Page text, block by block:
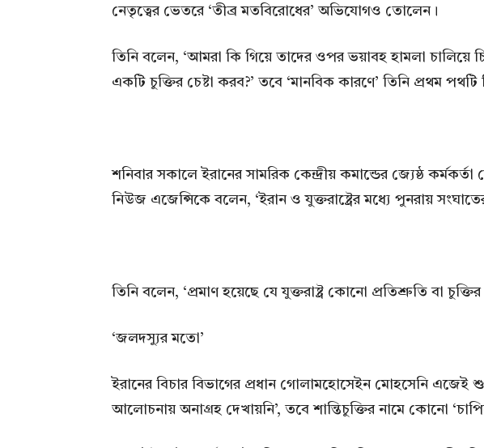
নেতৃত্বের ভেতরে ‘তীব্র মতবিরোধের’ অভিযোগও তোলেন।
তিনি বলেন, ‘আমরা কি গিয়ে তাদের ওপর ভয়াবহ হামলা চালিয়ে
একটি চুক্তির চেষ্টা করব?’ তবে ‘মানবিক কারণে’ তিনি প্রথম
শনিবার সকালে ইরানের সামরিক কেন্দ্রীয় কমান্ডের জ্যেষ্ঠ
নিউজ এজেন্সিকে বলেন, ‘ইরান ও যুক্তরাষ্ট্রের মধ্যে পুনরায়
তিনি বলেন, ‘প্রমাণ হয়েছে যে যুক্তরাষ্ট্র কোনো প্রতিশ্রুতি বা
‘জলদস্যুর মতো’
ইরানের বিচার বিভাগের প্রধান গোলামহোসেইন মোহসেনি এজেই
আলোচনায় অনাগ্রহ দেখায়নি’, তবে শান্তিচুক্তির নামে কোনো